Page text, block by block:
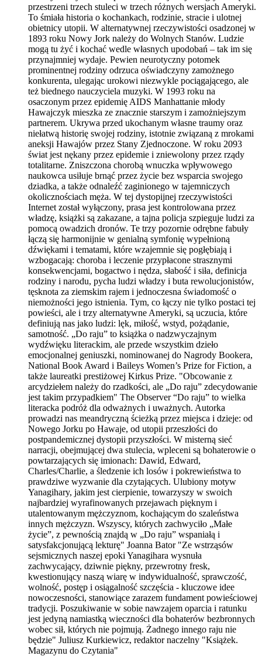
przestrzeni trzech stuleci w trzech różnych wersjach Ameryki.
To śmiała historia o kochankach, rodzinie, stracie i ulotnej
obietnicy utopii. W alternatywnej rzeczywistości osadzonej w
1893 roku Nowy Jork należy do Wolnych Stanów. Ludzie
mogą tu żyć i kochać wedle własnych upodobań – tak im się
przynajmniej wydaje. Pewien neurotyczny potomek
prominentnej rodziny odrzuca oświadczyny zamożnego
konkurenta, ulegając urokowi niezwykle pociągającego, ale
też biednego nauczyciela muzyki. W 1993 roku na
osaczonym przez epidemię AIDS Manhattanie młody
Hawajczyk mieszka ze znacznie starszym i zamożniejszym
partnerem. Ukrywa przed ukochanym własne traumy oraz
niełatwą historię swojej rodziny, istotnie związaną z mrokami
aneksji Hawajów przez Stany Zjednoczone. W roku 2093
świat jest nękany przez epidemie i zniewolony przez rządy
totalitarne. Zniszczona chorobą wnuczka wpływowego
naukowca usiłuje brnąć przez życie bez wsparcia swojego
dziadka, a także odnaleźć zaginionego w tajemniczych
okolicznościach męża. W tej dystopijnej rzeczywistości
Internet został wyłączony, prasa jest kontrolowana przez
władzę, książki są zakazane, a tajna policja szpieguje ludzi za
pomocą owadzich dronów. Te trzy pozornie odrębne fabuły
łączą się harmonijnie w genialną symfonię wypełnioną
dźwiękami i tematami, które wzajemnie się pogłębiają i
wzbogacają: choroba i leczenie przypłacone strasznymi
konsekwencjami, bogactwo i nędza, słabość i siła, definicja
rodziny i narodu, pycha ludzi władzy i buta rewolucjonistów,
tęsknota za ziemskim rajem i jednoczesna świadomość o
niemożności jego istnienia. Tym, co łączy nie tylko postaci tej
powieści, ale i trzy alternatywne Ameryki, są uczucia, które
definiują nas jako ludzi: lęk, miłość, wstyd, pożądanie,
samotność. „Do raju” to książka o nadzwyczajnym
wydźwięku literackim, ale przede wszystkim dzieło
emocjonalnej geniuszki, nominowanej do Nagrody Bookera,
National Book Award i Baileys Women’s Prize for Fiction, a
także laureatki prestiżowej Kirkus Prize. "Obcowanie z
arcydziełem należy do rzadkości, ale „Do raju” zdecydowanie
jest takim przypadkiem" The Observer “Do raju” to wielka
literacka podróż dla odważnych i uważnych. Autorka
prowadzi nas meandryczną ścieżką przez miejsca i dzieje: od
Nowego Jorku po Hawaje, od utopii przeszłości do
postpandemicznej dystopii przyszłości. W misterną sieć
narracji, obejmującej dwa stulecia, wpleceni są bohaterowie o
powtarzających się imionach: Dawid, Edward,
Charles/Charlie, a śledzenie ich losów i pokrewieństwa to
prawdziwe wyzwanie dla czytających. Ulubiony motyw
Yanagihary, jakim jest cierpienie, towarzyszy w swoich
najbardziej wyrafinowanych przejawach pięknym i
utalentowanym mężczyznom, kochającym do szaleństwa
innych mężczyzn. Wszyscy, których zachwyciło „Małe
życie”, z pewnością znajdą w „Do raju” wspaniałą i
satysfakcjonującą lekturę" Joanna Bator "Ze wstrząsów
sejsmicznych naszej epoki Yanagihara wysnuła
zachwycający, dziwnie piękny, przewrotny fresk,
kwestionujący naszą wiarę w indywidualność, sprawczość,
wolność, postęp i osiągalność szczęścia - kluczowe idee
nowoczesności, stanowiące zarazem fundament powieściowej
tradycji. Poszukiwanie w sobie nawzajem oparcia i ratunku
jest jedyną namiastką wieczności dla bohaterów bezbronnych
wobec sił, których nie pojmują. Żadnego innego raju nie
będzie" Juliusz Kurkiewicz, redaktor naczelny "Książek.
Magazynu do Czytania"